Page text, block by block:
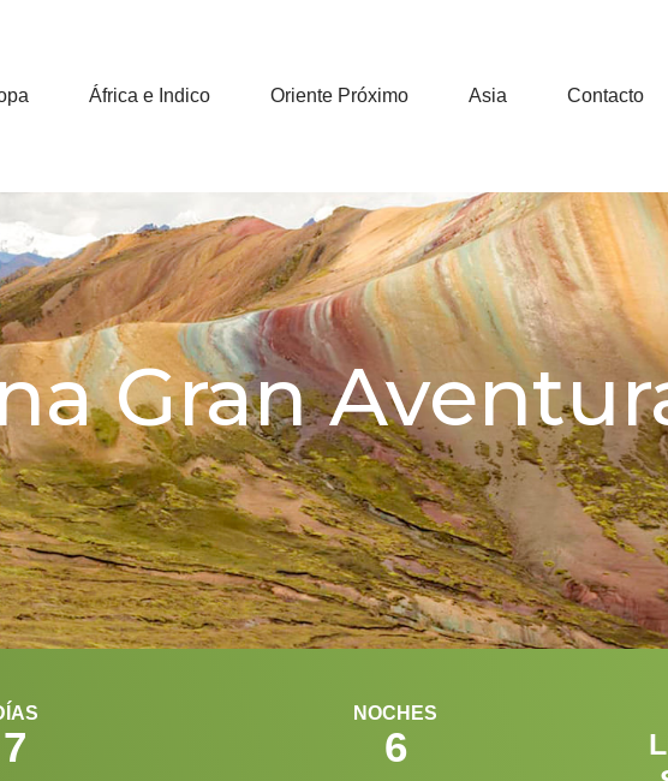
África e Indico Oriente Próximo Asia Contacto
Gran
7
NOCHES
6